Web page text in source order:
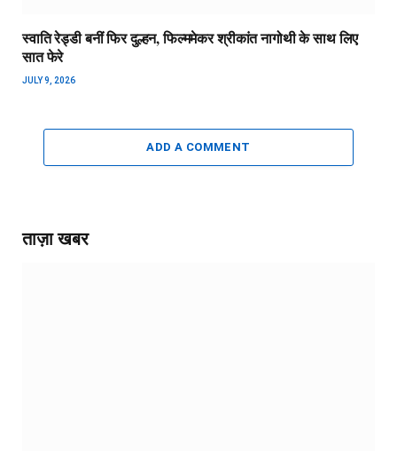
स्वाति रेड्डी बनीं फिर दुल्हन, फिल्ममेकर श्रीकांत नागोथी के साथ लिए
सात फेरे
JULY 9, 2026
ADD A COMMENT
ताज़ा खबर